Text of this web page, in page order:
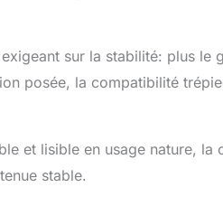
sur la stabilité: plus le
posée, la compatibilité
et lisible en usage nature,
stable.